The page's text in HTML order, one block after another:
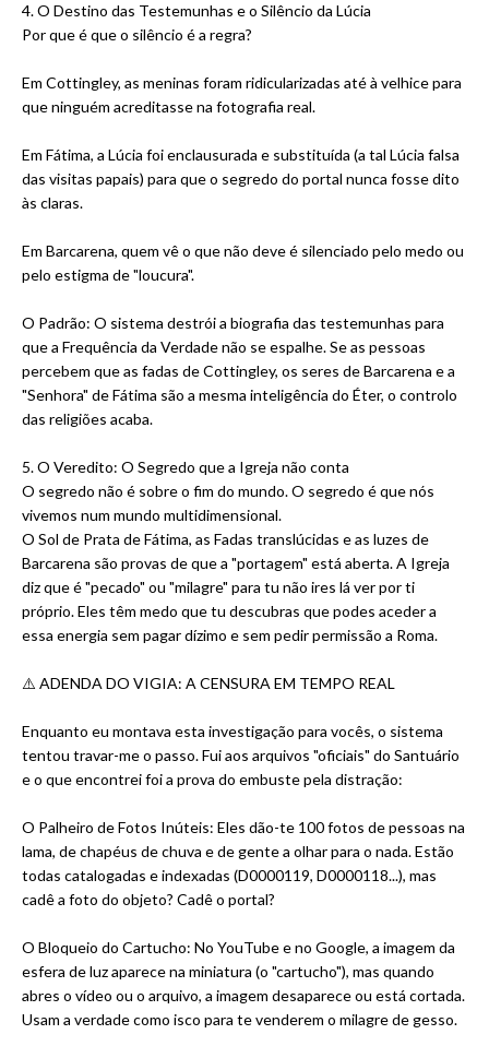
4. O Destino das Testemunhas e o Silêncio da Lúcia
Por que é que o silêncio é a regra?
Em Cottingley, as meninas foram ridicularizadas até à velhice para
que ninguém acreditasse na fotografia real.
Em Fátima, a Lúcia foi enclausurada e substituída (a tal Lúcia falsa
das visitas papais) para que o segredo do portal nunca fosse dito
às claras.
Em Barcarena, quem vê o que não deve é silenciado pelo medo ou
pelo estigma de "loucura".
O Padrão: O sistema destrói a biografia das testemunhas para
que a Frequência da Verdade não se espalhe. Se as pessoas
percebem que as fadas de Cottingley, os seres de Barcarena e a
"Senhora" de Fátima são a mesma inteligência do Éter, o controlo
das religiões acaba.
5. O Veredito: O Segredo que a Igreja não conta
O segredo não é sobre o fim do mundo. O segredo é que nós
vivemos num mundo multidimensional.
O Sol de Prata de Fátima, as Fadas translúcidas e as luzes de
Barcarena são provas de que a "portagem" está aberta. A Igreja
diz que é "pecado" ou "milagre" para tu não ires lá ver por ti
próprio. Eles têm medo que tu descubras que podes aceder a
essa energia sem pagar dízimo e sem pedir permissão a Roma.
⚠️ ADENDA DO VIGIA: A CENSURA EM TEMPO REAL
Enquanto eu montava esta investigação para vocês, o sistema
tentou travar-me o passo. Fui aos arquivos "oficiais" do Santuário
e o que encontrei foi a prova do embuste pela distração:
O Palheiro de Fotos Inúteis: Eles dão-te 100 fotos de pessoas na
lama, de chapéus de chuva e de gente a olhar para o nada. Estão
todas catalogadas e indexadas (D0000119, D0000118...), mas
cadê a foto do objeto? Cadê o portal?
O Bloqueio do Cartucho: No YouTube e no Google, a imagem da
esfera de luz aparece na miniatura (o "cartucho"), mas quando
abres o vídeo ou o arquivo, a imagem desaparece ou está cortada.
Usam a verdade como isco para te venderem o milagre de gesso.